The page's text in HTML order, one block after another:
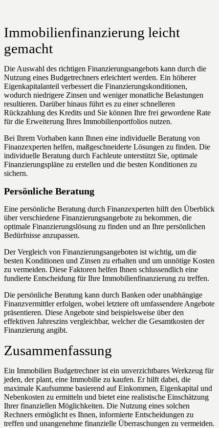
Immobilienfinanzierung leicht
gemacht
Die Auswahl des richtigen Finanzierungsangebots kann durch die
Nutzung eines Budgetrechners erleichtert werden. Ein höherer
Eigenkapitalanteil verbessert die Finanzierungskonditionen,
wodurch niedrigere Zinsen und weniger monatliche Belastungen
resultieren. Darüber hinaus führt es zu einer schnelleren
Rückzahlung des Kredits und Sie können Ihre frei gewordene Rate
für die Erweiterung Ihres Immobilienportfolios nutzen.
Bei Ihrem Vorhaben kann Ihnen eine individuelle Beratung von
Finanzexperten helfen, maßgeschneiderte Lösungen zu finden. Die
individuelle Beratung durch Fachleute unterstützt Sie, optimale
Finanzierungspläne zu erstellen und die besten Konditionen zu
sichern.
Persönliche Beratung
Eine persönliche Beratung durch Finanzexperten hilft den Überblick
über verschiedene Finanzierungsangebote zu bekommen, die
optimale Finanzierungslösung zu finden und an Ihre persönlichen
Bedürfnisse anzupassen.
Der Vergleich von Finanzierungsangeboten ist wichtig, um die
besten Konditionen und Zinsen zu erhalten und um unnötige Kosten
zu vermeiden. Diese Faktoren helfen Ihnen schlussendlich eine
fundierte Entscheidung für Ihre Immobilienfinanzierung zu treffen.
Die persönliche Beratung kann durch Banken oder unabhängige
Finanzvermittler erfolgen, wobei letztere oft umfassendere Angebote
präsentieren. Diese Angebote sind beispielsweise über den
effektiven Jahreszins vergleichbar, welcher die Gesamtkosten der
Finanzierung angibt.
Zusammenfassung
Ein Immobilien Budgetrechner ist ein unverzichtbares Werkzeug für
jeden, der plant, eine Immobilie zu kaufen. Er hilft dabei, die
maximale Kaufsumme basierend auf Einkommen, Eigenkapital und
Nebenkosten zu ermitteln und bietet eine realistische Einschätzung
Ihrer finanziellen Möglichkeiten. Die Nutzung eines solchen
Rechners ermöglicht es Ihnen, informierte Entscheidungen zu
treffen und unangenehme finanzielle Überraschungen zu vermeiden.